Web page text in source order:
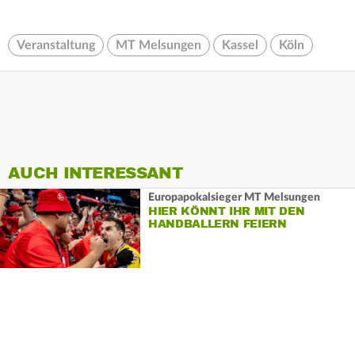
Veranstaltung MT Melsungen Kassel Köln
AUCH INTERESSANT
Europapokalsieger MT Melsungen
HIER KÖNNT IHR MIT DEN
HANDBALLERN FEIERN